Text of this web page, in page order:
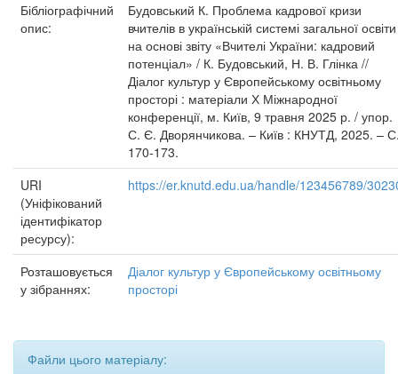
Бібліографічний
опис:
Будовський К. Проблема кадрової кризи
вчителів в українській системі загальної освіти
на основі звіту «Вчителі України: кадровий
потенціал» / К. Будовський, Н. В. Глінка //
Діалог культур у Європейському освітньому
просторі : матеріали Х Міжнародної
конференції, м. Київ, 9 травня 2025 р. / упор.
С. Є. Дворянчикова. – Київ : КНУТД, 2025. –
170-173.
URI
(Уніфікований
ідентифікатор
ресурсу):
https://er.knutd.edu.ua/handle/123456789/
Розташовується
у зібраннях:
Діалог культур у Європейському освітньому
просторі
Файли цього матеріалу: